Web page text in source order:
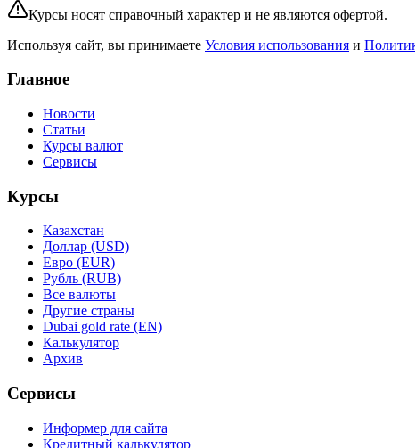
Курсы носят справочный характер и не являются офертой.
Используя сайт, вы принимаете Условия использования и
Главное
Новости
Статьи
Курсы валют
Сервисы
Курсы
Казахстан
Доллар (USD)
Евро (EUR)
Рубль (RUB)
Все валюты
Другие страны
Dubai gold rate (EN)
Калькулятор
Архив
Сервисы
Информер для сайта
Кредитный калькулятор